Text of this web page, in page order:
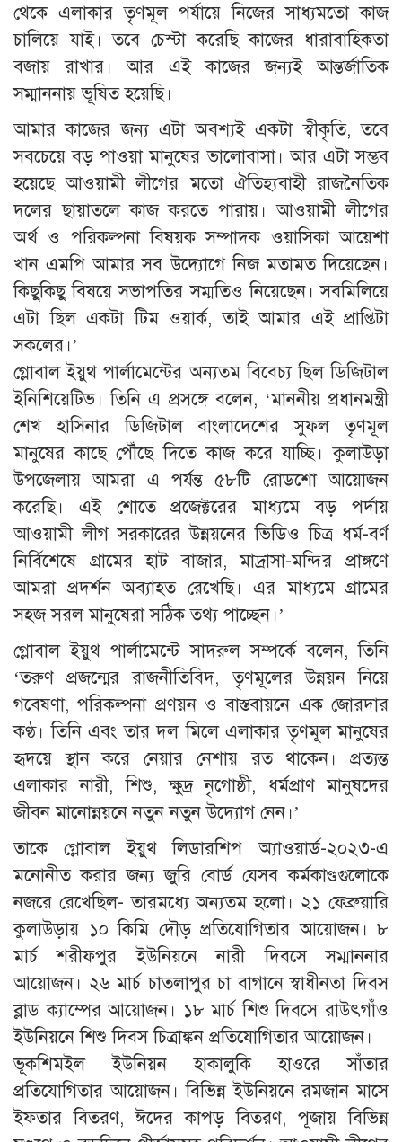
থেকে এলাকার তৃণমূল পর্যায়ে নিজের সাধ্যমতো কাজ
চালিয়ে যাই। তবে চেস্টা করেছি কাজের ধারাবাহিকতা
বজায় রাখার। আর এই কাজের জন্যই আন্তর্জাতিক
সম্মাননায় ভূষিত হয়েছি।
আমার কাজের জন্য এটা অবশ্যই একটা স্বীকৃতি, তবে
সবচেয়ে বড় পাওয়া মানুষের ভালোবাসা। আর এটা সম্ভব
হয়েছে আওয়ামী লীগের মতো ঐতিহ্যবাহী রাজনৈতিক
দলের ছায়াতলে কাজ করতে পারায়। আওয়ামী লীগের
অর্থ ও পরিকল্পনা বিষয়ক সম্পাদক ওয়াসিকা আয়েশা
খান এমপি আমার সব উদ্যোগে নিজ মতামত দিয়েছেন।
কিছুকিছু বিষয়ে সভাপতির সম্মতিও নিয়েছেন। সবমিলিয়ে
এটা ছিল একটা টিম ওয়ার্ক, তাই আমার এই প্রাপ্তিটা
সকলের।’
গ্লোবাল ইয়ুথ পার্লামেন্টের অন্যতম বিবেচ্য ছিল ডিজিটাল
ইনিশিয়েটিভ। তিনি এ প্রসঙ্গে বলেন, ‘মাননীয় প্রধানমন্ত্রী
শেখ হাসিনার ডিজিটাল বাংলাদেশের সুফল তৃণমূল
মানুষের কাছে পৌঁছে দিতে কাজ করে যাচ্ছি। কুলাউড়া
উপজেলায় আমরা এ পর্যন্ত ৫৮টি রোডশো আয়োজন
করেছি। এই শোতে প্রজেক্টরের মাধ্যমে বড় পর্দায়
আওয়ামী লীগ সরকারের উন্নয়নের ভিডিও চিত্র ধর্ম-বর্ণ
নির্বিশেষে গ্রামের হাট বাজার, মাদ্রাসা-মন্দির প্রাঙ্গণে
আমরা প্রদর্শন অব্যাহত রেখেছি। এর মাধ্যমে গ্রামের
সহজ সরল মানুষেরা সঠিক তথ্য পাচ্ছেন।’
গ্লোবাল ইয়ুথ পার্লামেন্টে সাদরুল সম্পর্কে বলেন, তিনি
‘তরুণ প্রজন্মের রাজনীতিবিদ, তৃণমূলের উন্নয়ন নিয়ে
গবেষণা, পরিকল্পনা প্রণয়ন ও বাস্তবায়নে এক জোরদার
কণ্ঠ। তিনি এবং তার দল মিলে এলাকার তৃণমূল মানুষের
হৃদয়ে স্থান করে নেয়ার নেশায় রত থাকেন। প্রত্যন্ত
এলাকার নারী, শিশু, ক্ষুদ্র নৃগোষ্ঠী, ধর্মপ্রাণ মানুষদের
জীবন মানোন্নয়নে নতুন নতুন উদ্যোগ নেন।’
তাকে গ্লোবাল ইয়ুথ লিডারশিপ অ্যাওয়ার্ড-২০২৩-এ
মনোনীত করার জন্য জুরি বোর্ড যেসব কর্মকাণ্ডগুলোকে
নজরে রেখেছিল- তারমধ্যে অন্যতম হলো। ২১ ফেব্রুয়ারি
কুলাউড়ায় ১০ কিমি দৌড় প্রতিযোগিতার আয়োজন। ৮
মার্চ শরীফপুর ইউনিয়নে নারী দিবসে সম্মাননার
আয়োজন। ২৬ মার্চ চাতলাপুর চা বাগানে স্বাধীনতা দিবস
ব্লাড ক্যাম্পের আয়োজন। ১৮ মার্চ শিশু দিবসে রাউৎগাঁও
ইউনিয়নে শিশু দিবস চিত্রাঙ্কন প্রতিযোগিতার আয়োজন।
ভূকশিমইল ইউনিয়ন হাকালুকি হাওরে সাঁতার
প্রতিযোগিতার আয়োজন। বিভিন্ন ইউনিয়নে রমজান মাসে
ইফতার বিতরণ, ঈদের কাপড় বিতরণ, পূজায় বিভিন্ন